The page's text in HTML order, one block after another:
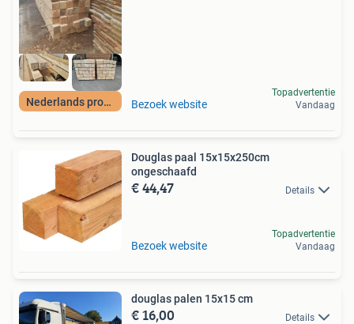
Nederlands product Bezoek website
Topadvertentie
Vandaag
Douglas paal 15x15x250cm
ongeschaafd
€ 44,47 Details
Bezoek website
Topadvertentie
Vandaag
douglas palen 15x15 cm
€ 16,00 Details